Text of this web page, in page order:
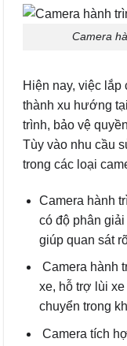
Camera
Hiện nay, việc lắp
thành xu hướng
trình, bảo vệ
Tùy vào nhu cầu
trong các loại
Camera hành
có độ phân
giúp quan sát
Camera hành
xe, hỗ trợ lùi
chuyển trong
Camera tích